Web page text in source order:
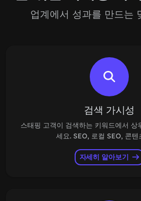
업계에서 성과를 만드는
검색 가시성
스태핑 고객이 검색하는 키워드에서 상
세요. SEO, 로컬 SEO, 콘텐
자세히 알아보기